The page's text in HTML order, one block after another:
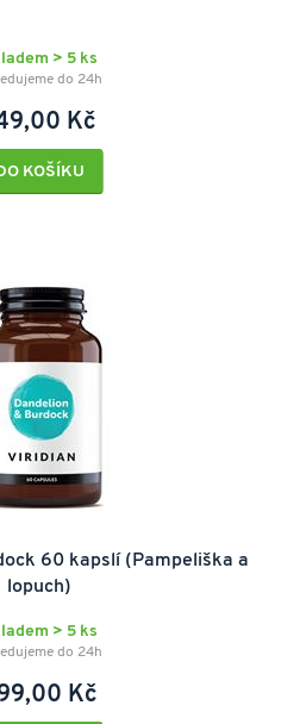
> 5 ks
do 24h
Kč
KOŠÍKU
60 kapslí (Pampeliška a
lopuch)
> 5 ks
do 24h
Kč